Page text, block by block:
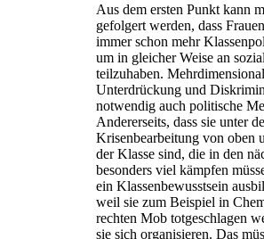
Aus dem ersten Punkt kann
gefolgert werden, dass
immer schon mehr
um in gleicher Weise an
teilzuhaben.
Unterdrückung und
notwendig auch politische
Andererseits, dass sie unter
Krisenbearbeitung von oben
der Klasse sind, die in den
besonders viel kämpfen
ein Klassenbewusstsein
weil sie zum Beispiel in
rechten Mob totgeschlagen
sie sich organisieren. Das